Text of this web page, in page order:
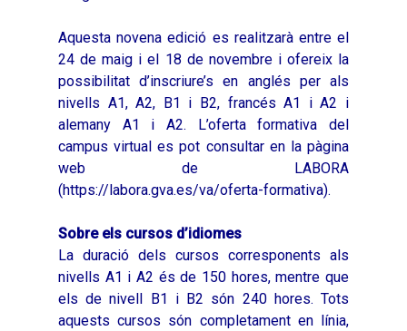
Aquesta novena edició es realitzarà entre el
24 de maig i el 18 de novembre i ofereix la
possibilitat d’inscriure’s en anglés per als
nivells A1, A2, B1 i B2, francés A1 i A2 i
alemany A1 i A2. L’oferta formativa del
campus virtual es pot consultar en la pàgina
web de LABORA
(https://labora.gva.es/va/oferta-formativa).
Sobre els cursos d’idiomes
La duració dels cursos corresponents als
nivells A1 i A2 és de 150 hores, mentre que
els de nivell B1 i B2 són 240 hores. Tots
aquests cursos són completament en línia,